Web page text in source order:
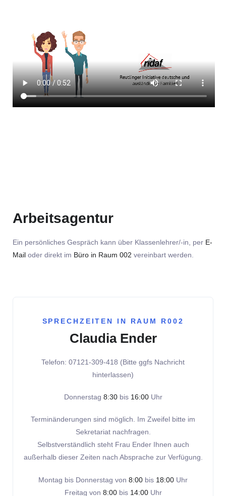
Arbeitsagentur
Ein persönliches Gespräch kann über Klassenlehrer/-in, per E-
Mail oder direkt im Büro in Raum 002 vereinbart werden.
SPRECHZEITEN IN RAUM R002
Claudia Ender
Telefon: 07121-309-418 (Bitte ggfs Nachricht
hinterlassen)
Donnerstag 8:30bis 16:00Uhr
Terminänderungen sind möglich. Im Zweifel bitte im
Sekretariat nachfragen.
Selbstverständlich steht Frau Ender Ihnen auch
außerhalb dieser Zeiten nach Absprache zur Verfügung.
Montag bis Donnerstag von 8:00 bis 18:00 Uhr
Freitag von 8:00bis 14:00Uhr